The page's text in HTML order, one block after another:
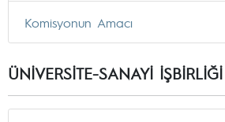
Komisyonun Amacı
ÜNİVERSİTE-SANAYİ